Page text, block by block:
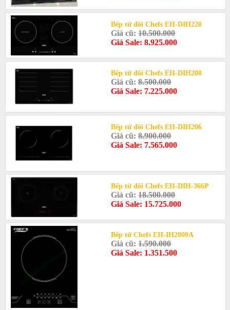
Bếp từ đôi Chefs EH-DIH220
Giá cũ:10.500.000
Giá Sale: 8.925.000
Bếp từ đôi Chefs EH-DIH208
Giá cũ:8.500.000
Giá Sale: 7.225.000
Bếp từ đôi Chefs EH-DIH206
Giá cũ:8.900.000
Giá Sale: 7.565.000
Bếp từ đôi Chefs EH-DIH-366P
Giá cũ:18.500.000
Giá Sale: 15.725.000
Bếp từ Chefs EH-IH2000A
Giá cũ:1.590.000
Giá Sale: 1.351.500